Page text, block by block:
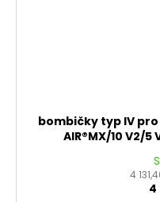
bombičky typ IV
AIR®MX/10 V2/5
4
4